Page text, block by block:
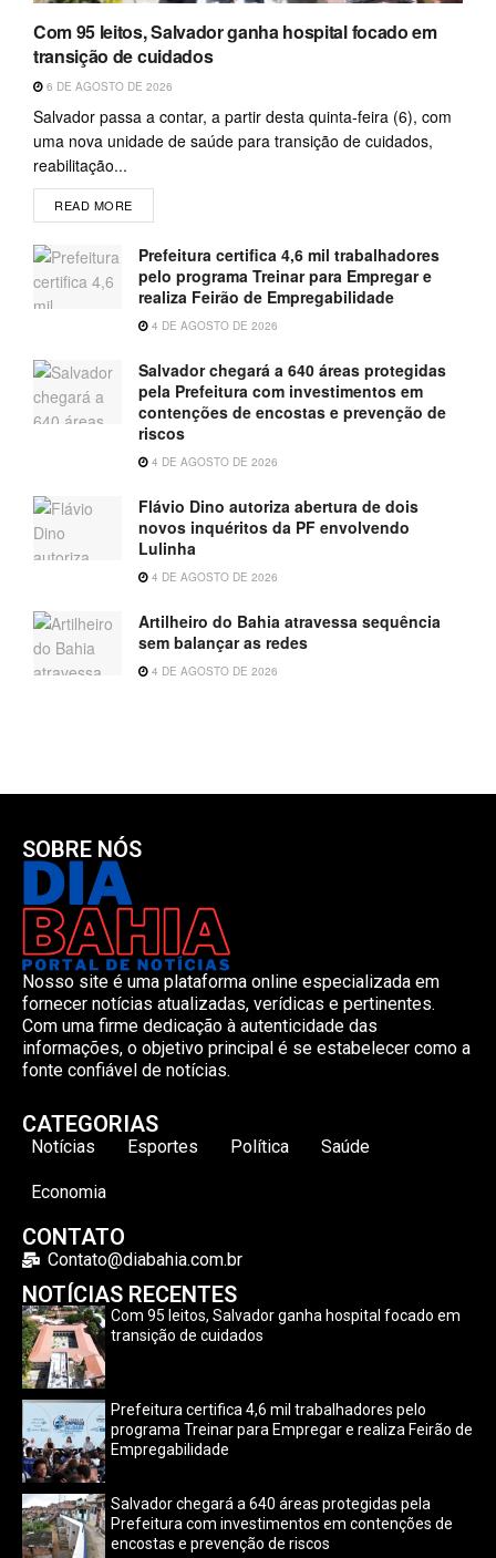
Com 95 leitos, Salvador ganha hospital focado em
transição de cuidados
6 DE AGOSTO DE 2026
Salvador passa a contar, a partir desta quinta-feira (6), com
uma nova unidade de saúde para transição de cuidados,
reabilitação...
READ MORE
Prefeitura certifica 4,6 mil trabalhadores
pelo programa Treinar para Empregar e
realiza Feirão de Empregabilidade
4 DE AGOSTO DE 2026
Salvador chegará a 640 áreas protegidas
pela Prefeitura com investimentos em
contenções de encostas e prevenção de
riscos
4 DE AGOSTO DE 2026
Flávio Dino autoriza abertura de dois
novos inquéritos da PF envolvendo
Lulinha
4 DE AGOSTO DE 2026
Artilheiro do Bahia atravessa sequência
sem balançar as redes
4 DE AGOSTO DE 2026
SOBRE NÓS
Nosso site é uma plataforma online especializada em
fornecer notícias atualizadas, verídicas e pertinentes.
Com uma firme dedicação à autenticidade das
informações, o objetivo principal é se estabelecer como a
fonte confiável de notícias.
CATEGORIAS
Notícias Esportes Política Saúde
Economia
CONTATO
Contato@diabahia.com.br
NOTÍCIAS RECENTES
Com 95 leitos, Salvador ganha hospital focado em
transição de cuidados
Prefeitura certifica 4,6 mil trabalhadores pelo
programa Treinar para Empregar e realiza Feirão de
Empregabilidade
Salvador chegará a 640 áreas protegidas pela
Prefeitura com investimentos em contenções de
encostas e prevenção de riscos